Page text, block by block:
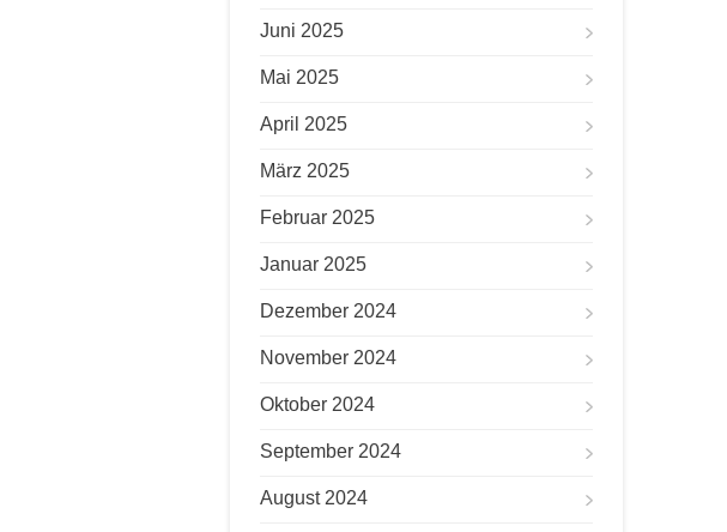
Juni 2025
Mai 2025
April 2025
März 2025
Februar 2025
Januar 2025
Dezember 2024
November 2024
Oktober 2024
September 2024
August 2024